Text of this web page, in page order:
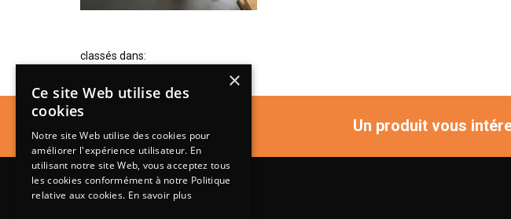
classés dans:
Un produit vous
×
Ce site Web utilise des
cookies
Notre site Web utilise des cookies pour
améliorer l'expérience utilisateur. En
utilisant notre site Web, vous acceptez tous
les cookies conformément à notre Politique
relative aux cookies. En savoir plus